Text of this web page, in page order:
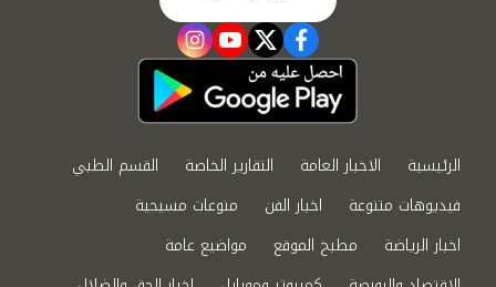
facebook
twitter
youtube
instagram
الرئيسية الاخبار العامة التقارير الخاصة
القسم الطبي
فيديوهات متنوعة
اخبار الفن
منوعات مسيحية
اخبار الرياضة
مطبخ الموقع
مواضيع عامة